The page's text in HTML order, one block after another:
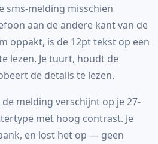
sms-melding misschien
aan de andere kant van de
oppakt, is de 12pt tekst op een
lezen. Je tuurt, houdt de
de details te lezen.
melding verschijnt op je 27-
met hoog contrast. Je
en lost het op — geen